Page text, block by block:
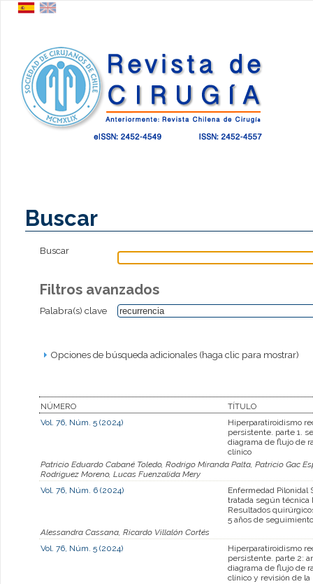
Buscar
Buscar
Filtros avanzados
Palabra(s) clave
Opciones de búsqueda adicionales (haga clic para mostrar)
NÚMERO
TÍTULO
Vol. 76, Núm. 5 (2024)
Hiperparatiroidismo
persistente. parte 1.
diagrama de flujo de
clínico
Patricio Eduardo Cabané Toledo, Rodrigo Miranda Palta, Patricio Gac
Rodriguez Moreno, Lucas Fuenzalida Mery
Vol. 76, Núm. 6 (2024)
Enfermedad Pilonidal
tratada según técnica
Resultados
5 años de seguimiento
Alessandra Cassana, Ricardo Villalón Cortés
Vol. 76, Núm. 5 (2024)
Hiperparatiroidismo
persistente. parte 2:
diagrama de flujo de
clínico y revisión de